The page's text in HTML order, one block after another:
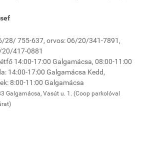
28/ 755-637, orvos: 06/20/341-7891,
417-0881
14:00-17:00 Galgamácsa, 08:00-11:00
14:00-17:00 Galgamácsa Kedd,
8:00-11:00 Galgamácsa
Galgamácsa, Vasút u. 1. (Coop parkolóval